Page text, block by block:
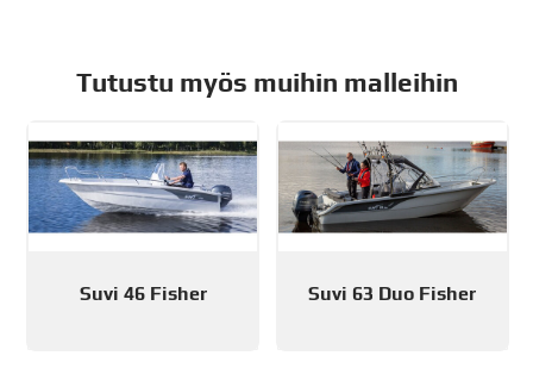
Tutustu myös muihin malleihin
Suvi 46 Fisher Suvi 63 Duo Fisher